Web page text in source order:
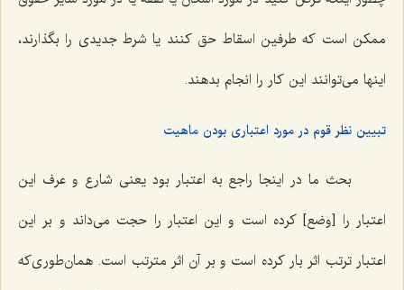
ممکن است که طرفین اسقاط حق کنند یا شرط جدیدی را بگذارند،
اینها می‌توانند این کار را انجام بدهند.
تبیین نظر قوم در مورد اعتباری بودن ماهیت
بحث ما در اینجا راجع به اعتبار بود یعنی شارع و عرف این
اعتبار را [وضع] کرده است و این اعتبار را حجت می‌داند و بر این
اعتبار ترتب اثر بار کرده‌ است و بر آن اثر مترتب است. همان‌طوری‌که